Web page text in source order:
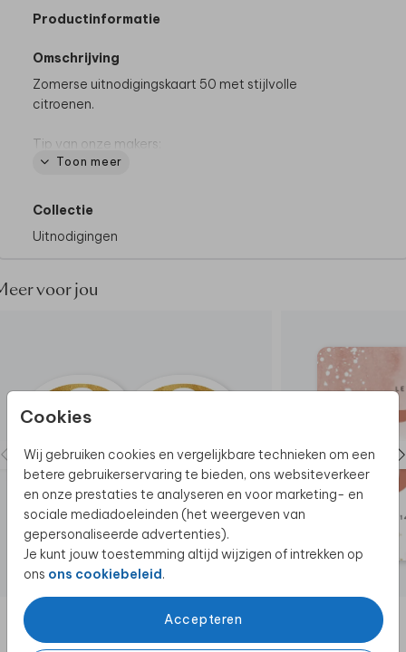
Cookies
Wij gebruiken cookies en vergelijkbare technieken om een
betere gebruikerservaring te bieden, ons websiteverkeer
en onze prestaties te analyseren en voor marketing- en
sociale mediadoeleinden (het weergeven van
gepersonaliseerde advertenties).
Je kunt jouw toestemming altijd wijzigen of intrekken op
ons ons cookiebeleid.
Accepteren
Productinformatie
Omschrijving
Zomerse uitnodigingskaart 50 met stijlvolle
citroenen.
Tip van onze makers:
• Maak altijd een proefdruk.
• Een olijfgroene envelop maakt de uitnodiging
Toon meer
Collectie
Uitnodigingen
voor jou